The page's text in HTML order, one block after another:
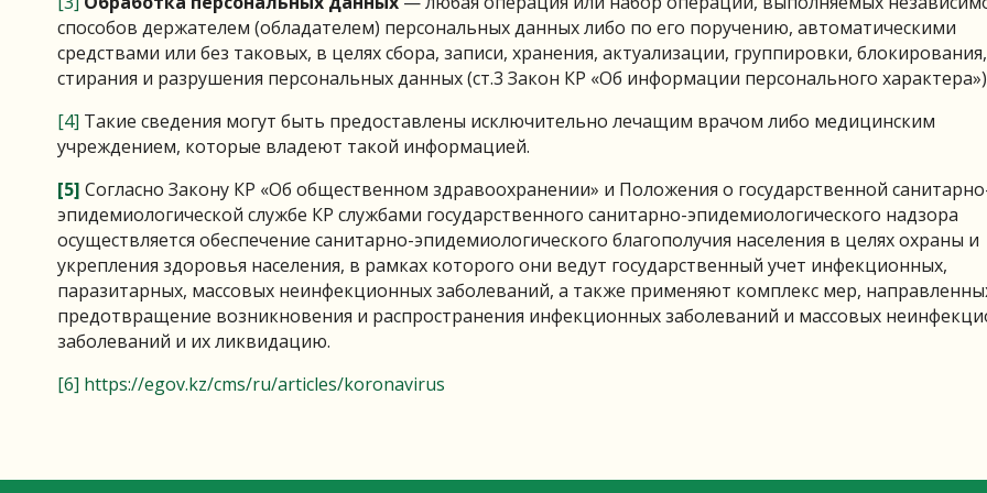
способов держателем (обладателем) персональных данных либо по его поручению, автоматическими
средствами или без таковых, в целях сбора, записи, хранения, актуализации, группировки, блокирования,
стирания и разрушения персональных данных (ст.3 Закон КР «Об информации персонального характера»)
[4] Такие сведения могут быть предоставлены исключительно лечащим врачом либо медицинским
учреждением, которые владеют такой информацией.
[5] Согласно Закону КР «Об общественном здравоохранении» и Положения о государственной
эпидемиологической службе КР службами государственного санитарно-эпидемиологического надзора
осуществляется обеспечение санитарно-эпидемиологического благополучия населения в целях охраны и
укрепления здоровья населения, в рамках которого они ведут государственный учет инфекционных,
паразитарных, массовых неинфекционных заболеваний, а также применяют комплекс мер,
предотвращение возникновения и распространения инфекционных заболеваний и массовых
заболеваний и их ликвидацию.
[6] https://egov.kz/cms/ru/articles/koronavirus